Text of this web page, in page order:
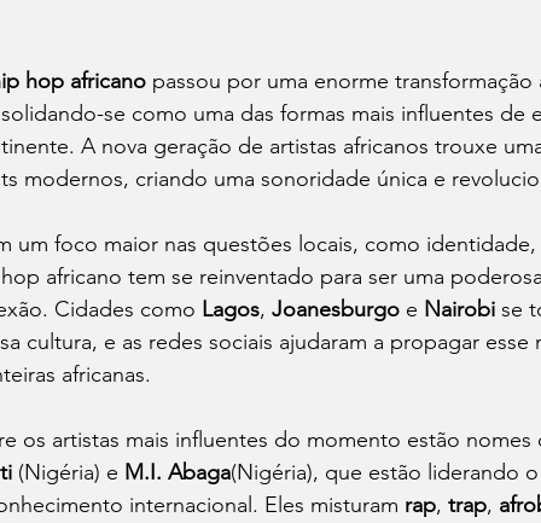
hop africano passou por uma enorme
se como uma das formas mais influentes de
A nova geração de artistas africanos trouxe
modernos, criando uma sonoridade única e
um foco maior nas questões locais, como
africano tem se reinventado para ser uma
Cidades como Lagos, Joanesburgo e Nairobi se
cultura, e as redes sociais ajudaram a propagar
africanas.
os artistas mais influentes do momento estão
(Nigéria) e M.I. Abaga(Nigéria), que estão liderando
internacional. Eles misturam rap, trap,